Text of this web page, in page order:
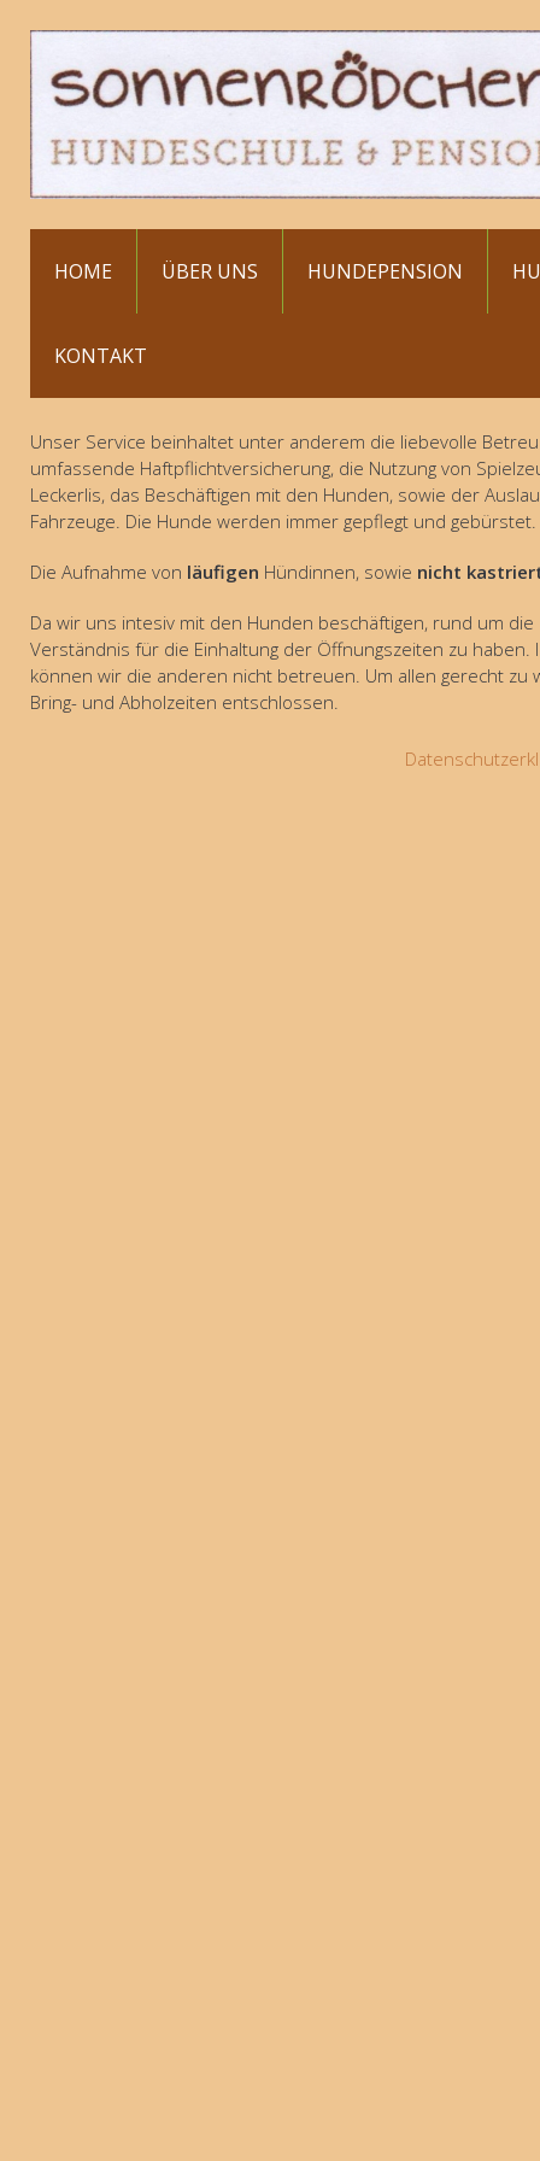
HOME ÜBER UNS HUNDEPENSION
KONTAKT
Unser Service beinhaltet unter anderem die liebevolle
umfassende Haftpflichtversicherung, die Nutzung von
Leckerlis, das Beschäftigen mit den Hunden, sowie der
Fahrzeuge. Die Hunde werden immer gepflegt und gebürstet.
Die Aufnahme von läufigen Hündinnen, sowie nicht
Da wir uns intesiv mit den Hunden beschäftigen, rund um
Verständnis für die Einhaltung der Öffnungszeiten zu
können wir die anderen nicht betreuen. Um allen gerecht
Bring- und Abholzeiten entschlossen.